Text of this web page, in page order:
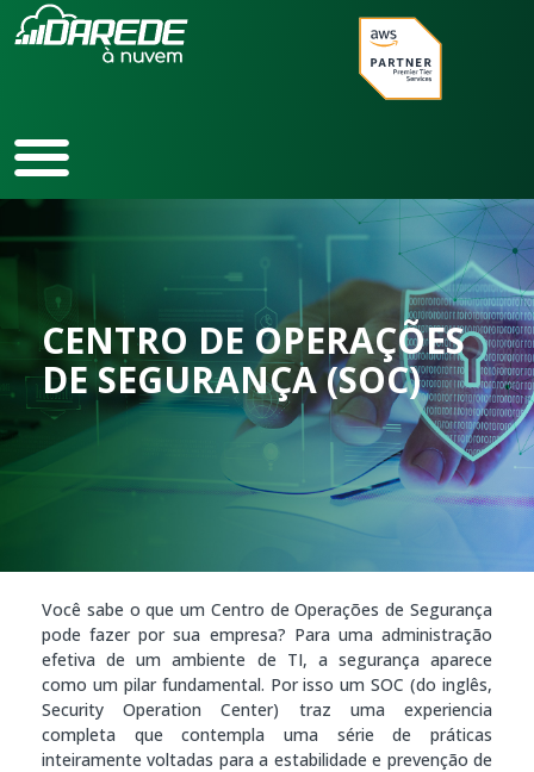
para
CENTRO DE OPERAÇÕES
DE SEGURANÇA (SOC)
Você sabe o que um Centro de Operações de Segurança
pode fazer por sua empresa? Para uma administração
efetiva de um ambiente de TI, a segurança aparece
como um pilar fundamental. Por isso um SOC (do inglês,
Security Operation Center) traz uma experiencia
completa que contempla uma série de práticas
inteiramente voltadas para a estabilidade e prevenção de